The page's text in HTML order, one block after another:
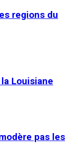
regions du
Louisiane
pas les